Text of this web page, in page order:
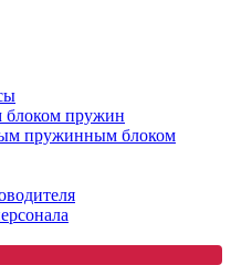
блоком пружин
пружинным блоком